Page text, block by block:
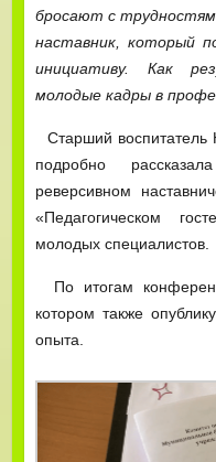
бросают с
наставник, который
инициативу. Как
молодые кадры в
Старший воспитатель
подробно
реверсивном
«Педагогическом
молодых специалистов.
По итогам
котором также
опыта.